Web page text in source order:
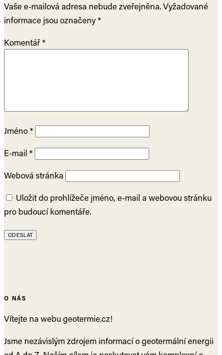
Vaše e-mailová adresa nebude zveřejněna.Vyžadované
informace jsou označeny*
Komentář*
Jméno*
E-mail *
Webová stránka
Uložit do prohlížeče jméno, e-mail a webovou stránku
pro budoucí komentáře.
O NÁS
Vítejte na webu geotermie.cz!
Jsme nezávislým zdrojem informací o geotermální energii